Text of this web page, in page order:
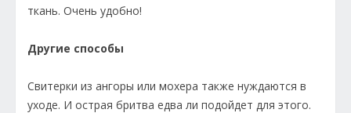
ткань. Очень удобно!
Другие способы
Свитерки из ангоры или мохера также нуждаются в
уходе. И острая бритва едва ли подойдет для этого.